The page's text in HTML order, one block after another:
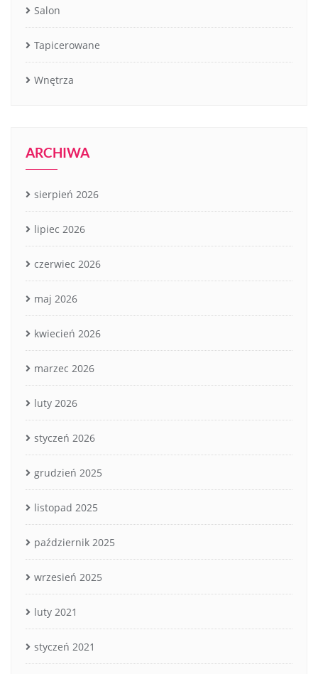
Salon
Tapicerowane
Wnętrza
ARCHIWA
sierpień 2026
lipiec 2026
czerwiec 2026
maj 2026
kwiecień 2026
marzec 2026
luty 2026
styczeń 2026
grudzień 2025
listopad 2025
październik 2025
wrzesień 2025
luty 2021
styczeń 2021